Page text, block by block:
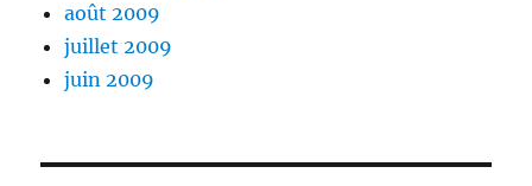
août 2009
juillet 2009
juin 2009